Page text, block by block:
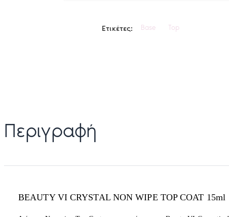
Ετικέτες: Base Top
Περιγραφή
BEAUTY VI CRYSTAL NON WIPE TOP COAT 15ml